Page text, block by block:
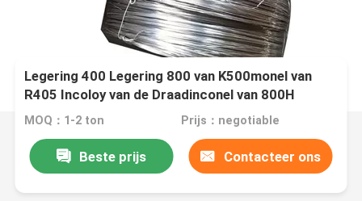
Legering 400 Legering 800 van K500monel van
R405 Incoloy van de Draadinconel van 800H
800HT 825 het Lassenwalsdraad
MOQ：1-2 ton Prijs：negotiable
Beste prijs Contacteer ons